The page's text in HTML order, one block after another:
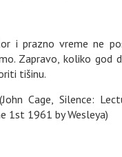
i prazno vreme ne
Zapravo, koliko god
tišinu.
Cage, Silence:
1st 1961 by Wesleya)